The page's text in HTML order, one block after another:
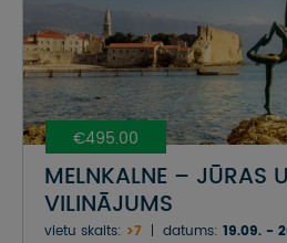
€495.00
MELNKALNE – JŪRAS
VILINĀJUMS
vietu skaits: >7 datums: 19.09. -